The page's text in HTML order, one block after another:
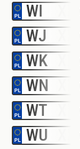
WI
WJ
WK
WN
WT
WU